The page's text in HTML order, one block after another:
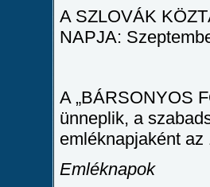
A SZLOVÁK
NAPJA:
A „BÁRSONYOS
ünneplik, a
emléknapjaként
Emléknapok